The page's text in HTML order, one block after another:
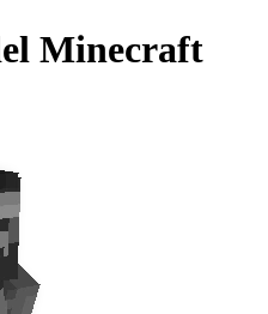
Minecraft